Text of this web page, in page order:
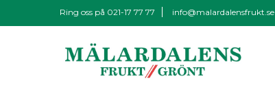
Ring oss på 021-17 77 77 info@malardalensfrukt.se